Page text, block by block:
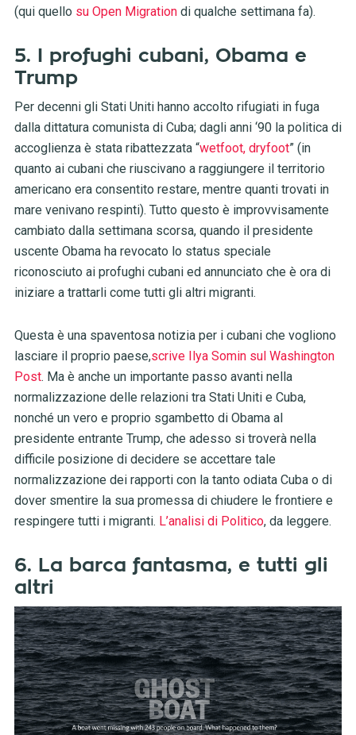
(qui quello su Open Migrationdi qualche settimana fa).
5.
I profughi cubani, Obama e
Trump
Per decenni gli Stati Uniti hanno accolto rifugiati in fuga
dalla dittatura comunista di Cuba; dagli anni ‘90 la politica di
accoglienza è stata ribattezzata “wetfoot, dryfoot” (in
quanto ai cubani che riuscivano a raggiungere il territorio
americano era consentito restare, mentre quanti trovati in
mare venivano respinti). Tutto questo è improvvisamente
cambiato dalla settimana scorsa, quando il presidente
uscente Obama ha revocato lo status speciale
riconosciuto ai profughi cubani ed annunciato che è ora di
iniziare a trattarli come tutti gli altri migranti.
Questa è una spaventosa notizia per i cubani che vogliono
lasciare il proprio paese,scrive Ilya Somin sul Washington
Post. Ma è anche un importante passo avanti nella
normalizzazione delle relazioni tra Stati Uniti e Cuba,
nonché un vero e proprio sgambetto di Obama al
presidente entrante Trump, che adesso si troverà nella
difficile posizione di decidere se accettare tale
normalizzazione dei rapporti con la tanto odiata Cuba o di
dover smentire la sua promessa di chiudere le frontiere e
respingere tutti i migranti. L’analisi di Politico, da leggere.
6. La barca fantasma, e tutti gli
altri